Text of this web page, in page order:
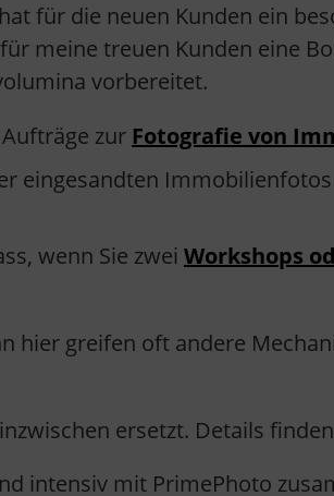
für die neuen Kunden ein
meine treuen Kunden eine
vorbereitet.
zur Fotografie von
eingesandten
wenn Sie zwei Workshops
hier greifen oft andere
ersetzt. Details
intensiv mit PrimePhoto